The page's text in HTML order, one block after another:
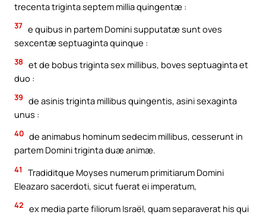
trecenta triginta septem millia quingentæ :
37 e quibus in partem Domini supputatæ sunt oves
sexcentæ septuaginta quinque :
38 et de bobus triginta sex millibus, boves septuaginta et
duo :
39 de asinis triginta millibus quingentis, asini sexaginta
unus :
40 de animabus hominum sedecim millibus, cesserunt in
partem Domini triginta duæ animæ.
41
Tradiditque Moyses numerum primitiarum Domini
Eleazaro sacerdoti, sicut fuerat ei imperatum,
42 ex media parte filiorum Israël, quam separaverat his qui